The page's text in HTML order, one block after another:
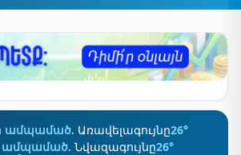
ամպամած. Առավելագույնը26°
ամպամած. Նվազագույնը26°